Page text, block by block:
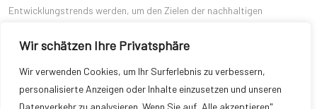
Wir schätzen Ihre Privatsphäre
Wir verwenden Cookies, um Ihr Surferlebnis zu verbessern,
personalisierte Anzeigen oder Inhalte einzusetzen und unseren
Datenverkehr zu analysieren. Wenn Sie auf „Alle akzeptieren"
Entwicklungstrends werden, um den Zielen der nachhaltigen
Stärkere Anpassungsfähigkeit:Zukünftige Robotersauger werden in
der Lage sein, sich an eine Vielzahl von Bodenbelägen und häuslichen
Umgebungen anzupassen, einschließlich verschiedener
Bodenmaterialien, Möbelanordnungen und der Aktivitäten der